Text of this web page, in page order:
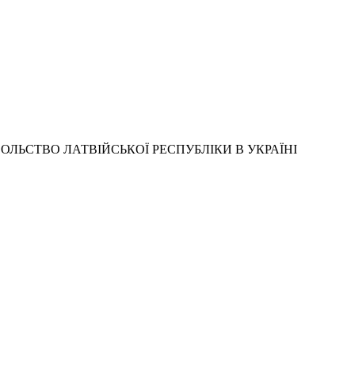
ЛАТВІЙСЬКОЇ РЕСПУБЛІКИ В УКРАЇНІ